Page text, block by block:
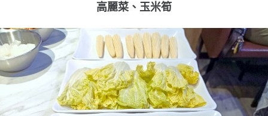
高麗菜、玉米筍